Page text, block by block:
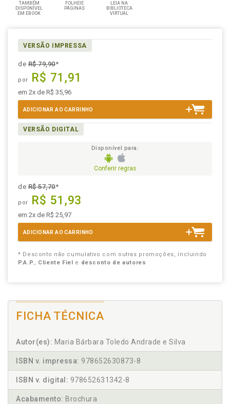
TAMBÉM
DISPONÍVEL
EM EBOOK
FOLHEIE
PÁGINAS
LEIA NA
BIBLIOTECA
VIRTUAL
VERSÃO IMPRESSA
deR$ 79,90*
por R$ 71,91
em 2x de R$ 35,96
ADICIONAR AO CARRINHO
VERSÃO DIGITAL
Disponível para:
Conferir regras
deR$ 57,70*
por R$ 51,93
em 2x de R$ 25,97
ADICIONAR AO CARRINHO
* Desconto não cumulativo com outras promoções, incluindo
P.A.P., Cliente Fiel e desconto de autores
FICHA TÉCNICA
Autor(es): Maria Bárbara Toledo Andrade e Silva
ISBN v. impressa: 978652630873-8
ISBN v. digital: 978652631342-8
Acabamento: Brochura